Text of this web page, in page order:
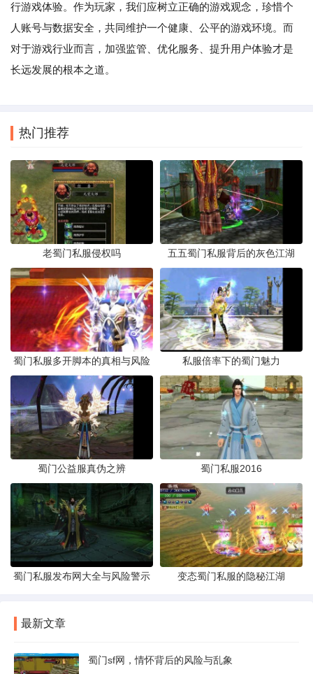
行游戏体验。作为玩家，我们应树立正确的游戏观念，珍惜个
人账号与数据安全，共同维护一个健康、公平的游戏环境。而
对于游戏行业而言，加强监管、优化服务、提升用户体验才是
长远发展的根本之道。
热门推荐
老蜀门私服侵权吗 五五蜀门私服背后的灰色江湖
蜀门私服多开脚本的真相与风险 私服倍率下的蜀门魅力
蜀门公益服真伪之辨 蜀门私服2016
蜀门私服发布网大全与风险警示 变态蜀门私服的隐秘江湖
最新文章
蜀门sf网，情怀背后的风险与乱象